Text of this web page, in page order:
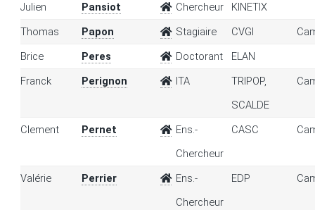
Julien Pansiot Chercheur
KINETIX
Thomas
Papon Stagiaire CVGI
Brice
Peres Doctorant
ELAN
Franck
Perignon ITA
TRIPOP,
SCALDE
Clement Pernet
Ens.-
Chercheur
CASC
Valérie Perrier
Ens.-
Chercheur
EDP